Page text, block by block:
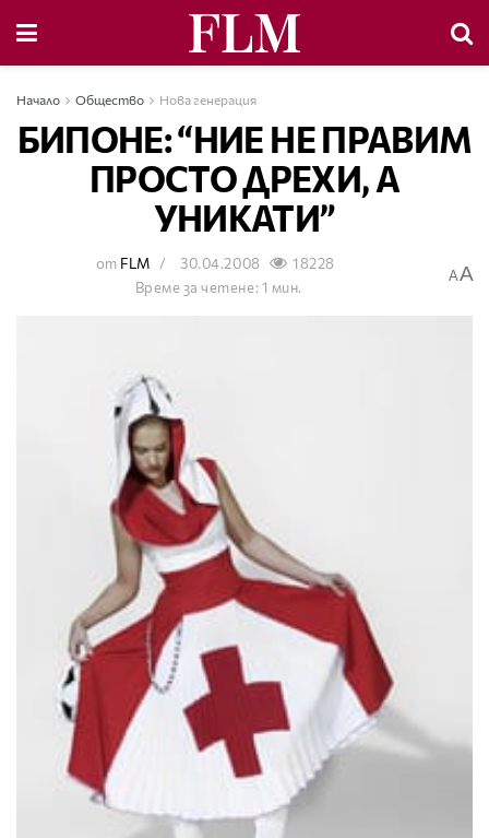
Начало Общество Нова генерация
БИПОНЕ: “НИЕ НЕ ПРАВИМ
ПРОСТО ДРЕХИ, А
УНИКАТИ”
от FLM 30.04.2008
18228
Време за четене: 1 мин.
AA